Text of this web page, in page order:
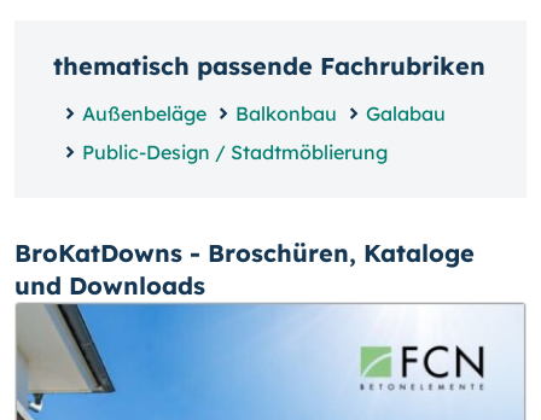
thematisch passende Fachrubriken
Außenbeläge Balkonbau
Galabau
Public-Design / Stadtmöblierung
BroKatDowns - Broschüren, Kataloge
und Downloads